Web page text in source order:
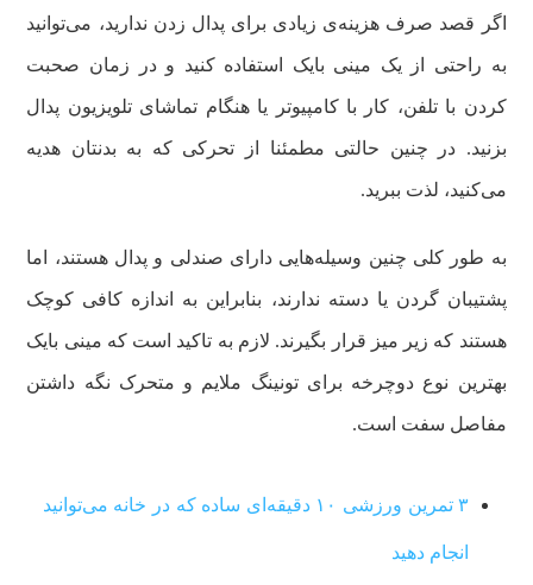
اگر قصد صرف هزینه‌ی زیادی برای پدال زدن ندارید، می‌توانید
به راحتی از یک مینی بایک‌ استفاده کنید و در زمان صحبت
کردن با تلفن، کار با کامپیوتر یا هنگام تماشای تلویزیون پدال
بزنید. در چنین حالتی مطمئنا از تحرکی که به بدنتان هدیه
می‌کنید، لذت ببرید.
به طور کلی چنین وسیله‌هایی دارای صندلی و پدال هستند، اما
پشتیبان گردن یا دسته ندارند، بنابراین به اندازه کافی کوچک
هستند که زیر میز قرار بگیرند. لازم به تاکید است که مینی بایک
بهترین نوع دوچرخه برای تونینگ ملایم و متحرک نگه داشتن
مفاصل سفت است.
۳ تمرین ورزشی ۱۰ دقیقه‌ای ساده که در خانه می‌توانید
انجام دهید